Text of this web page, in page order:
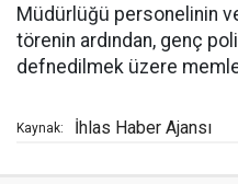
Müdürlüğü personelinin
törenin ardından, genç
defnedilmek üzere
Kaynak: İhlas Haber Ajansı